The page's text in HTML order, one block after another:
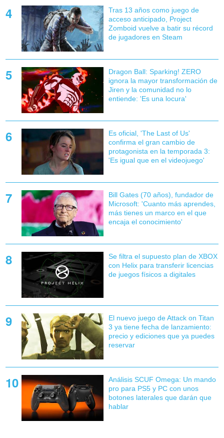
Tras 13 años como juego de
acceso anticipado, Project
Zomboid vuelve a batir su récord
de jugadores en Steam
Dragon Ball: Sparking! ZERO
ignora la mayor transformación de
Jiren y la comunidad no lo
entiende: 'Es una locura'
Es oficial, 'The Last of Us'
confirma el gran cambio de
protagonista en la temporada 3:
'Es igual que en el videojuego'
Bill Gates (70 años), fundador de
Microsoft: 'Cuanto más aprendes,
más tienes un marco en el que
encaja el conocimiento'
Se filtra el supuesto plan de XBOX
con Helix para transferir licencias
de juegos físicos a digitales
El nuevo juego de Attack on Titan
3 ya tiene fecha de lanzamiento:
precio y ediciones que ya puedes
reservar
Análisis SCUF Omega: Un mando
pro para PS5 y PC con unos
botones laterales que darán que
hablar